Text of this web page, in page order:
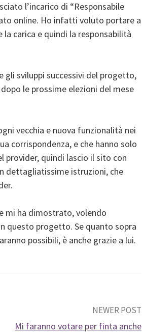
l’incarico di “Responsabile
online. Ho infatti voluto portare a
carica e quindi la responsabilità
gli sviluppi successivi del progetto,
le prossime elezioni del mese
vecchia e nuova funzionalità nei
corrispondenza, e che hanno solo
quindi lascio il sito con
dettagliatissime istruzioni, che
mi ha dimostrato, volendo
questo progetto. Se quanto sopra
possibili, è anche grazie a lui.
NEWER POST
Mi faranno votare per finta anche